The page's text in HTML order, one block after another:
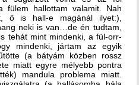
fülem hallottam valamit. Nah
ő is hall-e magánál ilyet:),
neki is van…de én tudtam,
tehát mint mindenki, a fül-orr-
mindenki, jártam az egyik
(a bátyám közben rossz
miatt egyre mélyebb pontra
mandula problema miatt.